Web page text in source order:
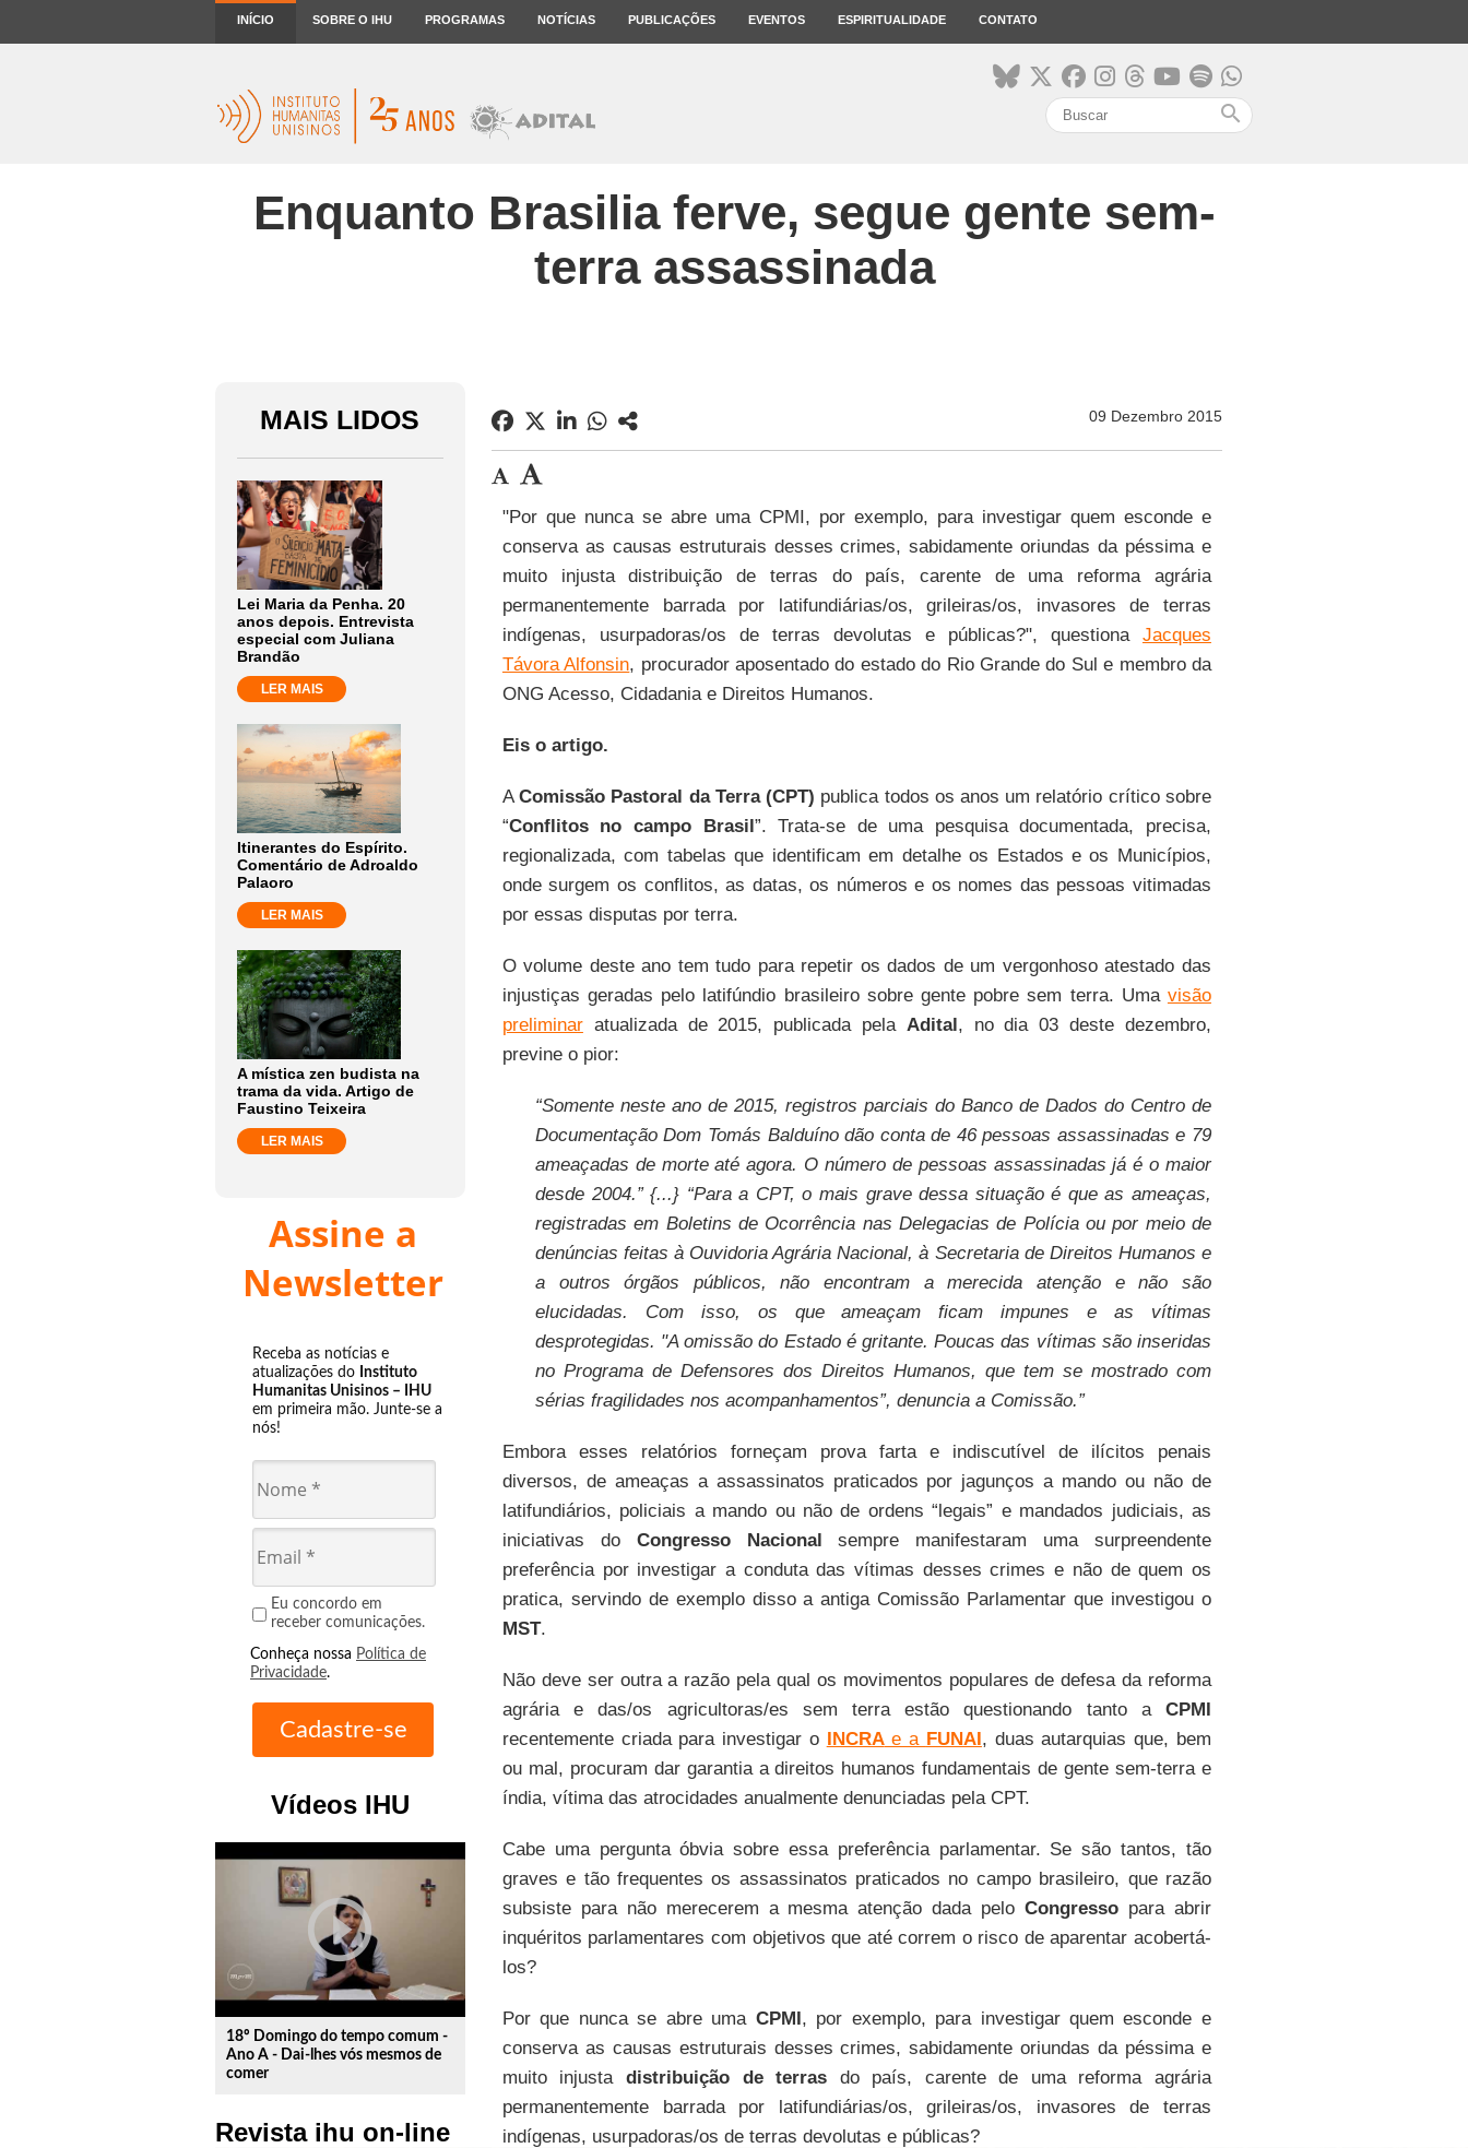
INÍCIO SOBRE O IHU PROGRAMAS NOTÍCIAS PUBLICAÇÕES EVENTOS ESPIRITUALIDADE CONTATO
search
Enquanto Brasilia ferve, segue gente sem-
terra assassinada
MAIS LIDOS
Lei Maria da Penha. 20
anos depois. Entrevista
especial com Juliana
Brandão
LER MAIS
Itinerantes do Espírito.
Comentário de Adroaldo
Palaoro
LER MAIS
A mística zen budista na
trama da vida. Artigo de
Faustino Teixeira
LER MAIS
Assine a
Newsletter
Receba as notícias e
atualizações do Instituto
Humanitas Unisinos – IHU
em primeira mão. Junte-se a
nós!
Eu concordo em
receber comunicações.
Conheça nossa Política de
Privacidade.
Vídeos IHU
play_circle_outline
18º Domingo do tempo comum -
Ano A - Dai-lhes vós mesmos de
comer
Revista ihu on-line
09 Dezembro 2015
"Por que nunca se abre uma CPMI, por exemplo, para investigar quem esconde e
conserva as causas estruturais desses crimes, sabidamente oriundas da péssima e
muito injusta distribuição de terras do país, carente de uma reforma agrária
permanentemente barrada por latifundiárias/os, grileiras/os, invasores de terras
indígenas, usurpadoras/os de terras devolutas e públicas?", questiona Jacques
Távora Alfonsin, procurador aposentado do estado do Rio Grande do Sul e membro da
ONG Acesso, Cidadania e Direitos Humanos.
Eis o artigo.
AComissão Pastoral da Terra (CPT) publica todos os anos um relatório crítico sobre
“Conflitos no campo Brasil”. Trata-se de uma pesquisa documentada, precisa,
regionalizada, com tabelas que identificam em detalhe os Estados e os Municípios,
onde surgem os conflitos, as datas, os números e os nomes das pessoas vitimadas
por essas disputas por terra.
O volume deste ano tem tudo para repetir os dados de um vergonhoso atestado das
injustiças geradas pelo latifúndio brasileiro sobre gente pobre sem terra. Uma visão
preliminaratualizada de 2015, publicada pela Adital, no dia 03 deste dezembro,
previne o pior:
“Somente neste ano de 2015, registros parciais do Banco de Dados do Centro de
Documentação Dom Tomás Balduíno dão conta de 46 pessoas assassinadas e 79
ameaçadas de morte até agora. O número de pessoas assassinadas já é o maior
desde 2004.” {...} “Para a CPT, o mais grave dessa situação é que as ameaças,
registradas em Boletins de Ocorrência nas Delegacias de Polícia ou por meio de
denúncias feitas à Ouvidoria Agrária Nacional, à Secretaria de Direitos Humanos e
a outros órgãos públicos, não encontram a merecida atenção e não são
elucidadas. Com isso, os que ameaçam ficam impunes e as vítimas
desprotegidas. "A omissão do Estado é gritante. Poucas das vítimas são inseridas
no Programa de Defensores dos Direitos Humanos, que tem se mostrado com
sérias fragilidades nos acompanhamentos”, denuncia a Comissão.”
Embora esses relatórios forneçam prova farta e indiscutível de ilícitos penais
diversos, de ameaças a assassinatos praticados por jagunços a mando ou não de
latifundiários, policiais a mando ou não de ordens “legais” e mandados judiciais, as
iniciativas do Congresso Nacional sempre manifestaram uma surpreendente
preferência por investigar a conduta das vítimas desses crimes e não de quem os
pratica, servindo de exemplo disso a antiga Comissão Parlamentar que investigou o
MST.
Não deve ser outra a razão pela qual os movimentos populares de defesa da reforma
agrária e das/os agricultoras/es sem terra estão questionando tanto a CPMI
recentemente criada para investigar o INCRAe a FUNAI, duas autarquias que, bem
ou mal, procuram dar garantia a direitos humanos fundamentais de gente sem-terra e
índia, vítima das atrocidades anualmente denunciadas pela CPT.
Cabe uma pergunta óbvia sobre essa preferência parlamentar. Se são tantos, tão
graves e tão frequentes os assassinatos praticados no campo brasileiro, que razão
subsiste para não merecerem a mesma atenção dada peloCongresso para abrir
inquéritos parlamentares com objetivos que até correm o risco de aparentar acobertá-
los?
Por que nunca se abre uma CPMI, por exemplo, para investigar quem esconde e
conserva as causas estruturais desses crimes, sabidamente oriundas da péssima e
muito injustadistribuição de terras do país, carente de uma reforma agrária
permanentemente barrada por latifundiárias/os, grileiras/os, invasores de terras
indígenas, usurpadoras/os de terras devolutas e públicas?